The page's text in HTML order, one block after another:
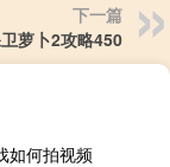
下一篇
萝卜2攻略450
如何拍视频